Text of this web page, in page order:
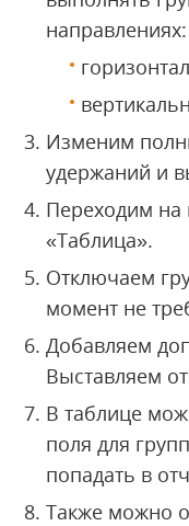
направлениях:
Изменим
удержаний и
Переходим на
«Таблица».
Отключаем
момент не
Добавляем
Выставляем
В таблице
поля для
попадать в
Также можно